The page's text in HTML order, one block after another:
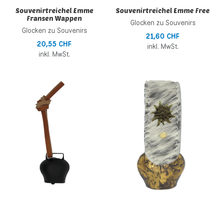
Souvenirtreichel Emme
Fransen Wappen
Glocken zu Souvenirs
20,55 CHF
inkl. MwSt.
Souvenirtreichel Emme Free
Glocken zu Souvenirs
21,60 CHF
inkl. MwSt.
Zur Wunschliste hinzufügen
Zur Vergleichsliste hinzufügen
Schnellansicht